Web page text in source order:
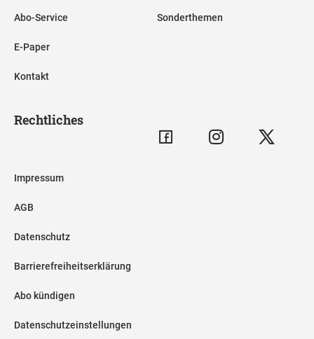
Abo-Service
E-Paper
Kontakt
Sonderthemen
Rechtliches
Impressum
AGB
Datenschutz
Barrierefreiheitserklärung
Abo kündigen
Datenschutzeinstellungen